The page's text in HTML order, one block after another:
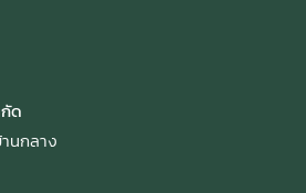
ด
นกลาง